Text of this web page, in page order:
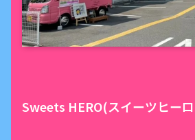
Sweets HERO(スイーツヒー